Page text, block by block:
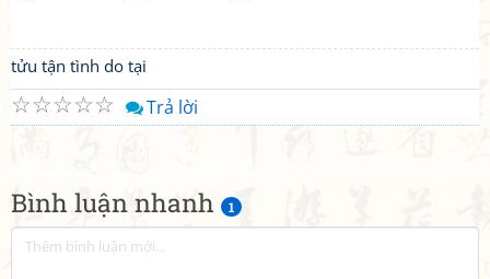
Bình luận nhanh 1
tửu tận tình do tại
☆
☆
☆
☆
☆ Trả lời